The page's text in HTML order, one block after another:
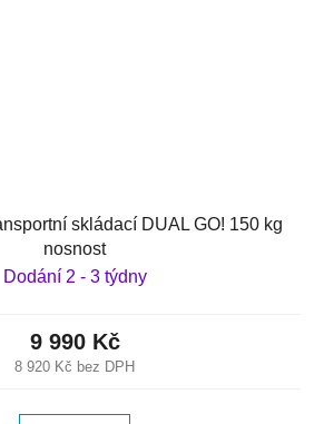
skládací DUAL GO! 150 kg
nosnost
Dodání 2 - 3 týdny
8 920 Kč bez DPH
9 990 Kč